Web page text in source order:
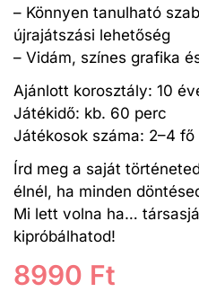
– Könnyen tanulható
újrajátszási lehetőség
– Vidám, színes grafika
Ajánlott korosztály: 10
Játékidő: kb. 60 perc
Játékosok száma: 2–4 fő
Írd meg a saját
élnél, ha minden
Mi lett volna ha…
kipróbálhatod!
8990 Ft